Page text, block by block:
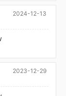
2024-12-13
2023-12-29